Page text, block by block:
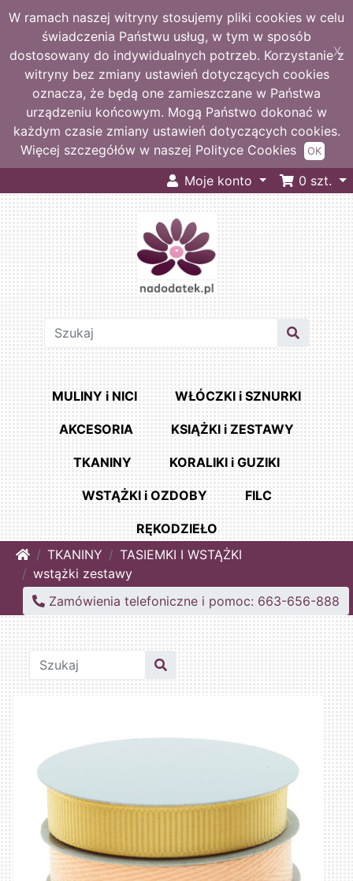
W ramach naszej witryny stosujemy pliki cookies w celu
świadczenia Państwu usług, w tym w sposób
dostosowany do indywidualnych potrzeb. Korzystanie z
witryny bez zmiany ustawień dotyczących cookies
oznacza, że będą one zamieszczane w Państwa
urządzeniu końcowym. Mogą Państwo dokonać w
każdym czasie zmiany ustawień dotyczących cookies.
Więcej szczegółów w naszej Polityce Cookies
X
OK
Moje konto 0 szt.
MULINY i NICI WŁÓCZKI i SZNURKI
AKCESORIA KSIĄŻKI i ZESTAWY
TKANINY KORALIKI i GUZIKI
WSTĄŻKI i OZDOBY FILC
RĘKODZIEŁO
HomeTKANINY
TASIEMKI I WSTĄŻKI
wstążki zestawy
Zamówienia telefoniczne i pomoc: 663-656-888